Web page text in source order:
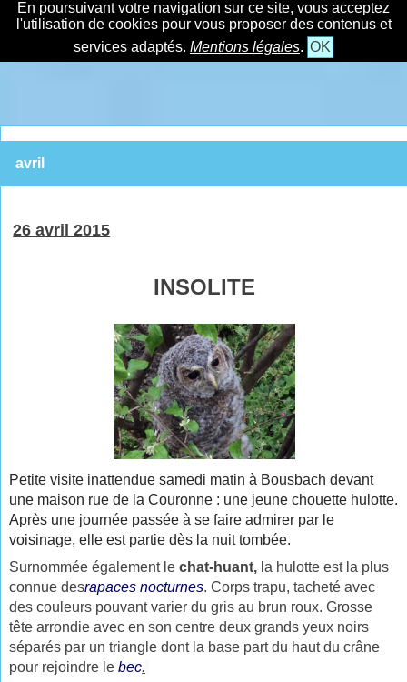
En poursuivant votre navigation sur ce site, vous acceptez
l'utilisation de cookies pour vous proposer des contenus et
services adaptés. Mentions légales. OK
avril
26 avril 2015
INSOLITE
Petite visite inattendue samedi matin à Bousbach devant
une maison rue de la Couronne : une jeune chouette hulotte.
Après une journée passée à se faire admirer par le
voisinage, elle est partie dès la nuit tombée.
Surnommée également le chat-huant, la hulotte est la plus
connue desrapaces nocturnes. Corps trapu, tacheté avec
des couleurs pouvant varier du gris au brun roux. Grosse
tête arrondie avec en son centre deux grands yeux noirs
séparés par un triangle dont la base part du haut du crâne
pour rejoindre le bec.